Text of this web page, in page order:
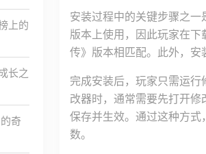
上的
长之
奇
安装过程中的关键步骤之
版本上使用，因此玩家在
传》版本相匹配。此外，安
完成安装后，玩家只需运
改器时，通常需要先打开
保存并生效。通过这种方
数。